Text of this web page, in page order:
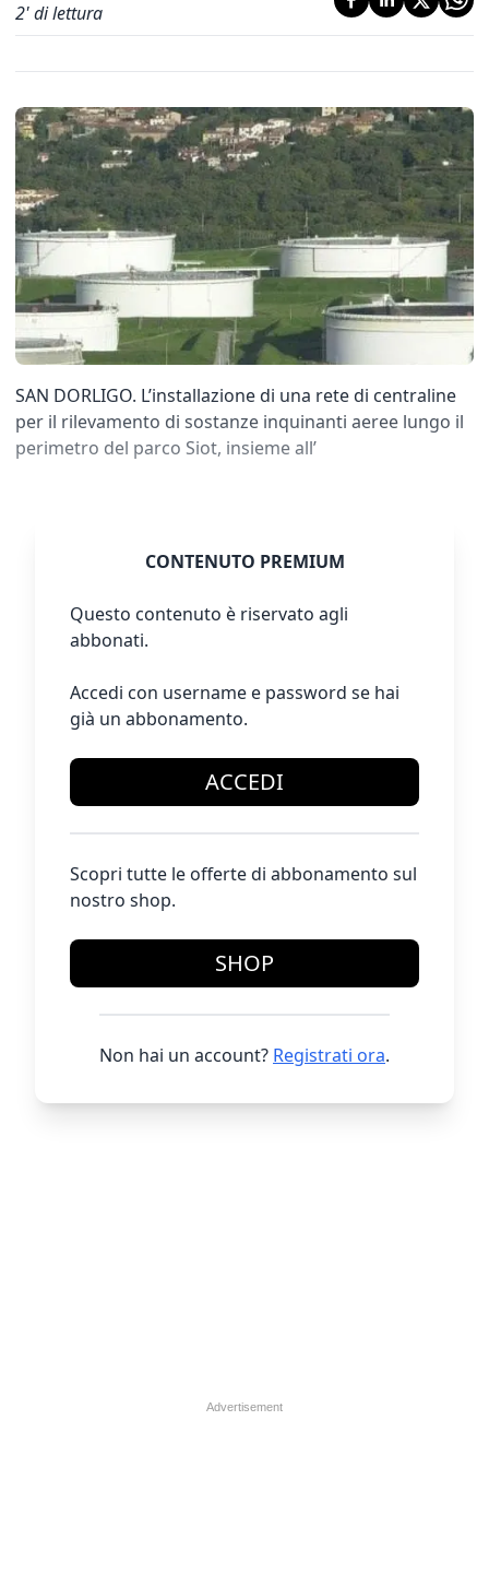
2' di lettura
SAN DORLIGO. L’installazione di una rete di centraline
per il rilevamento di sostanze inquinanti aeree lungo il
perimetro del parco Siot, insieme all’
CONTENUTO PREMIUM
Questo contenuto è riservato agli
abbonati.
Accedi con username e password se hai
già un abbonamento.
ACCEDI
Scopri tutte le offerte di abbonamento sul
nostro shop.
SHOP
Non hai un account? Registrati ora.